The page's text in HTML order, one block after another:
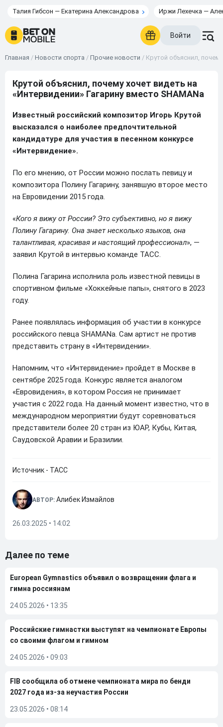
Талия Гибсон — Екатерина Александрова Иржи Лехечка —
Войти
Главная / Новости спорта / Прочие новости / Крутой объяснил,
Крутой объяснил, почему хочет видеть на
«Интервидении» Гагарину вместо SHAMANа
Известный российский композитор Игорь Крутой
высказался о наиболее предпочтительной
кандидатуре для участия в песенном конкурсе
«Интервидение».
По его мнению, от России можно послать певицу и
композитора Полину Гагарину, занявшую второе место
на Евровидении 2015 года.
«Кого я вижу от России? Это субъективно, но я вижу
Полину Гагарину. Она знает несколько языков, она
талантливая, красивая и настоящий профессионал», —
заявил Крутой в интервью команде ТАСС.
Полина Гагарина исполнила роль известной певицы в
спортивном фильме «Хоккейные папы», снятого в 2023
году.
Ранее появлялась информация об участии в конкурсе
российского певца SHAMANа. Сам артист не против
представить страну в «Интервидении».
Напомним, что «Интервидение» пройдет в Москве в
сентябре 2025 года. Конкурс является аналогом
«Евровидения», в котором Россия не принимает
участия с 2022 года. На данный момент известно, что в
международном мероприятии будут соревноваться
представители более 20 стран из ЮАР, Кубы, Китая,
Саудовской Аравии и Бразилии.
Источник - ТАСС
АВТОР: Алибек Измайлов
26.03.2025 • 14:02
Далее по теме
European Gymnastics объявил о возвращении флага и
гимна россиянам
24.05.2026 • 13:35
Российские гимнастки выступят на чемпионате Европы
со своими флагом и гимном
24.05.2026 • 09:03
FIB сообщила об отмене чемпионата мира по бенди
2027 года из-за неучастия России
23.05.2026 • 08:14